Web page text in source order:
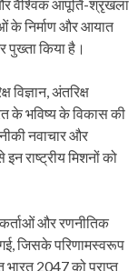
वैश्विक आपूर्ति-श्रृंखला
के निर्माण और आयात
पुख्ता किया है।
विज्ञान, अंतरिक्ष
के भविष्य के विकास की
नवाचार और
राष्ट्रीय मिशनों को
और रणनीतिक
गई, जिसके परिणामस्वरूप
भारत 2047 को प्राप्त